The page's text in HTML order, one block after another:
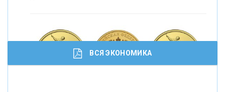
ВСЯ ЭКОНОМИКА